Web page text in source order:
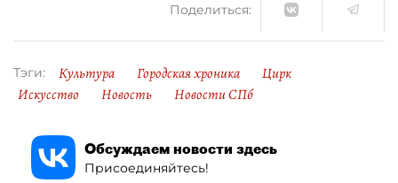
Поделиться:
Тэги: Культура Городская хроника
Цирк
Искусство
Новость Новости СПб
Обсуждаем новости здесь
Присоединяйтесь!